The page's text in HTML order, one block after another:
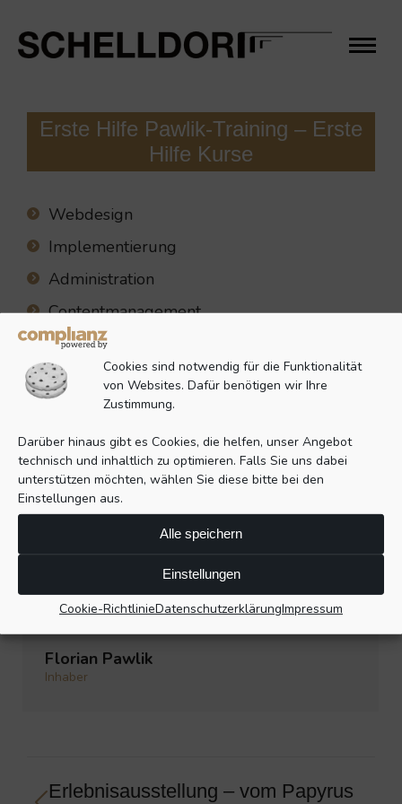
Cookies sind notwendig für die Funktionalität
von Websites. Dafür benötigen wir Ihre
Zustimmung.
Darüber hinaus gibt es Cookies, die helfen, unser Angebot
technisch und inhaltlich zu optimieren. Falls Sie uns dabei
unterstützen möchten, wählen Sie diese bitte bei den
Einstellungen aus.
Alle speichern
Einstellungen
Cookie-RichtlinieDatenschutzerklärungImpressum
Erste Hilfe Pawlik-Training – Erste
Hilfe Kurse
Webdesign
Implementierung
Administration
Contentmanagement
www.erstehilfe-pawliktraining.de
Florian Pawlik
Inhaber
Project
Erlebnisausstellung – vom Papyrus